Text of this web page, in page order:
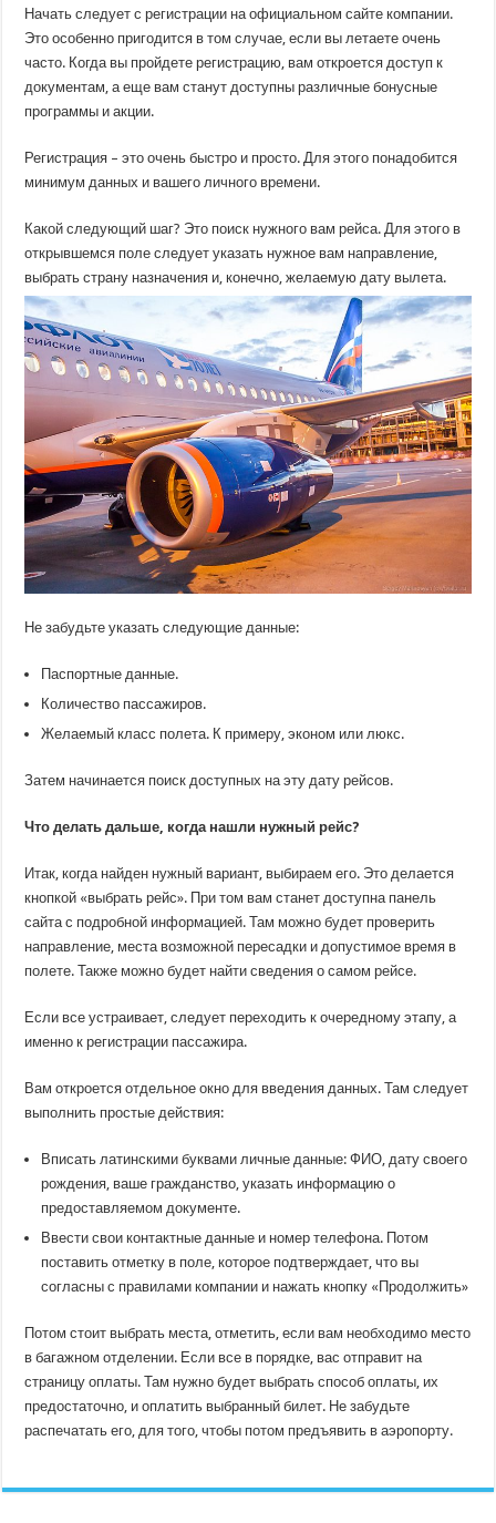
Начать следует с регистрации на официальном сайте компании.
Это особенно пригодится в том случае, если вы летаете очень
часто. Когда вы пройдете регистрацию, вам откроется доступ к
документам, а еще вам станут доступны различные бонусные
программы и акции.
Регистрация – это очень быстро и просто. Для этого понадобится
минимум данных и вашего личного времени.
Какой следующий шаг? Это поиск нужного вам рейса. Для этого в
открывшемся поле следует указать нужное вам направление,
выбрать страну назначения и, конечно, желаемую дату вылета.
Не забудьте указать следующие данные:
Паспортные данные.
Количество пассажиров.
Желаемый класс полета. К примеру, эконом или люкс.
Затем начинается поиск доступных на эту дату рейсов.
Что делать дальше, когда нашли нужный рейс?
Итак, когда найден нужный вариант, выбираем его. Это делается
кнопкой «выбрать рейс». При том вам станет доступна панель
сайта с подробной информацией. Там можно будет проверить
направление, места возможной пересадки и допустимое время в
полете. Также можно будет найти сведения о самом рейсе.
Если все устраивает, следует переходить к очередному этапу, а
именно к регистрации пассажира.
Вам откроется отдельное окно для введения данных. Там следует
выполнить простые действия:
Вписать латинскими буквами личные данные: ФИО, дату своего
рождения, ваше гражданство, указать информацию о
предоставляемом документе.
Ввести свои контактные данные и номер телефона. Потом
поставить отметку в поле, которое подтверждает, что вы
согласны с правилами компании и нажать кнопку «Продолжить»
Потом стоит выбрать места, отметить, если вам необходимо место
в багажном отделении. Если все в порядке, вас отправит на
страницу оплаты. Там нужно будет выбрать способ оплаты, их
предостаточно, и оплатить выбранный билет. Не забудьте
распечатать его, для того, чтобы потом предъявить в аэропорту.